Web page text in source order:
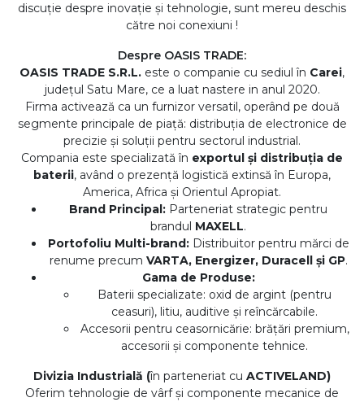
discuție despre inovație și tehnologie, sunt mereu deschis
către noi conexiuni !
Despre OASIS TRADE:
OASIS TRADE S.R.L. este o companie cu sediul în Carei,
județul Satu Mare, ce a luat nastere in anul 2020.
Firma activează ca un furnizor versatil, operând pe două
segmente principale de piață: distribuția de electronice de
precizie și soluții pentru sectorul industrial.
Compania este specializată în exportul și distribuția de
baterii, având o prezență logistică extinsă în Europa,
America, Africa și Orientul Apropiat.
Brand Principal: Parteneriat strategic pentru
brandul MAXELL.
Portofoliu Multi-brand:Distribuitor pentru mărci de
renume precum VARTA, Energizer, Duracell și GP.
Gama de Produse:
Baterii specializate: oxid de argint (pentru
ceasuri), litiu, auditive și reîncărcabile.
Accesorii pentru ceasornicărie: brățări premium,
accesorii și componente tehnice.
Divizia Industrială (în parteneriat cu ACTIVELAND)
Oferim tehnologie de vârf și componente mecanice de